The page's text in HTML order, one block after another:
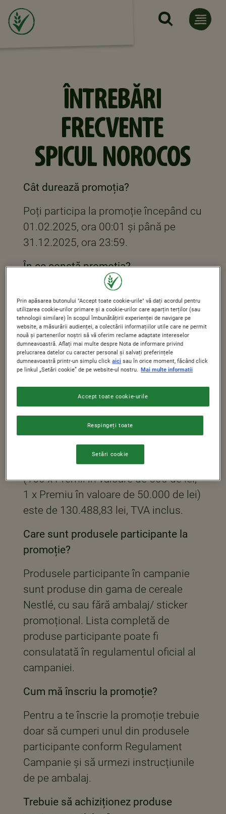
Mergi la conţinutul principal
ÎNTREBĂRI
FRECVENTE
SPICUL NOROCOS
Cât durează promoția?
Poți participa la promoție începând cu
01.02.2025, ora 00:01 și până pe
31.12.2025, ora 23:59.
În ce constă promoția?
Cumpărând produse din gama de
cereale Nestlé, cu sau fără ambalaj
promoțional, ai șansa să câștigi un
premiu în valoare de 500 de lei sau
marele premiu de 50.000 de lei! Lista
completă de produse participante
poate fi consultată în regulamentul
oficial al campaniei.
Câte premii sunt disponibile în
promoție?
Valoarea totală a celor 151 premii
(150 x Premii în valoare de 500 de lei,
1 x Premiu în valoare de 50.000 de lei)
este de 130.488,83 lei, TVA inclus.
Care sunt produsele participante la
promoție?
Produsele participante în campanie
sunt produse din gama de cereale
Nestlé, cu sau fără ambalaj/ sticker
promoțional. Lista completă de
produse participante poate fi
consulatată în regulamentul oficial al
campaniei.
Cum mă înscriu la promoție?
Pentru a te înscrie la promoție trebuie
doar să cumperi unul din produsele
participante conform Regulament
Campanie și să urmezi instrucțiunile
de pe ambalaj.
Trebuie să achiziționez produse
Prin apăsarea butonului "Accept toate cookie-urile" vă dați acordul pentru
utilizarea cookie-urilor primare și a cookie-urilor care aparțin terților (sau
tehnologii similare) în scopul îmbunătățirii experienței de navigare pe
website, a măsurării audienței, a colectării informațiilor utile care ne permit
nouă și partenerilor noștri să vă oferim reclame adaptate intereselor
dumneavoastră. Aflați mai multe despre Nota de informare privind
prelucrarea datelor cu caracter personal și salvați preferințele
dumneavoastră printr-un simplu clickaici sau în orice moment, făcând click
pe linkul „Setări cookie” de pe website-ul nostru. Mai multe informatii
Respingeți toate
Accept toate cookie-urile
Setări cookie